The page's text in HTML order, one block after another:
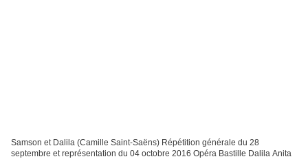
Samson et Dalila (Camille Saint-Saëns) Répétition générale du 28
septembre et représentation du 04 octobre 2016 Opéra Bastille Dalila Anita